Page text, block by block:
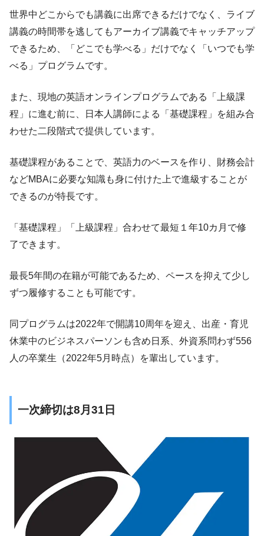
世界中どこからでも講義に出席できるだけでなく、ライブ
講義の時間帯を逃してもアーカイブ講義でキャッチアップ
できるため、「どこでも学べる」だけでなく「いつでも学
べる」プログラムです。
また、現地の英語オンラインプログラムである「上級課
程」に進む前に、日本人講師による「基礎課程」を組み合
わせた二段階式で提供しています。
基礎課程があることで、英語力のベースを作り、財務会計
などMBAに必要な知識も身に付けた上で進級することが
できるのが特長です。
「基礎課程」「上級課程」合わせて最短１年10カ月で修
了できます。
最長5年間の在籍が可能であるため、ペースを抑えて少し
ずつ履修することも可能です。
同プログラムは2022年で開講10周年を迎え、出産・育児
休業中のビジネスパーソンも含め日系、外資系問わず556
人の卒業生（2022年5月時点）を輩出しています。
一次締切は8月31日